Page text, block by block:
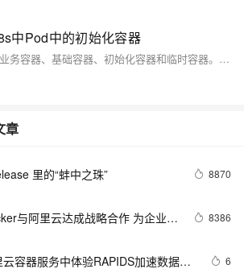
中Pod中的初始化容器
Kubernetes的Pod包含业务容器、基础容器、初始化容器和临时容器。初始化容器在业务容器前运行，用于执行必要的初始化任务。本文介绍了初始化容器的作用、配置方法及优势，并提供了一个示例。
章
里的“蚌中之珠” 8870
与阿里云达成战略合作 为企业级
8386
容器服务中体验RAPIDS加速数据科
6